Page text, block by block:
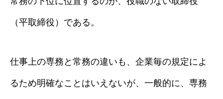
（平取締役）である。
仕事上の専務と常務の違いも、企業毎の規定によ
るため明確なことはいえないが、一般的に、専務